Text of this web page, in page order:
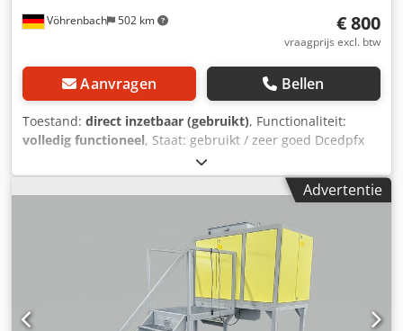
Vöhrenbach 502 km € 800
vraagprijs excl. btw
Aanvragen Bellen
Toestand: direct inzetbaar (gebruikt), Functionaliteit:
volledig functioneel, Staat: gebruikt / zeer goed Dcedpfx
Aheyx Spnjpsk Beschikbaarheid: direct Beschrijving:
Keyence LJ-V7080 laserprofielsensor (meetkop) uit de LJ-
V7000 serie. Geschikt voor nauwkeurige profiel- en
V7080 (zonder controller / zonder toebehoren) Locatie:
Vöhrenbach - Duitsland Prijs: €800
Advertentie